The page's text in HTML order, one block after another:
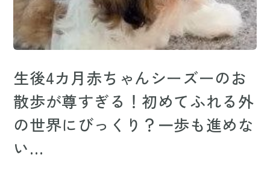
生後4カ月赤ちゃんシーズーのお
散歩が尊すぎる！初めてふれる外
の世界にびっくり？一歩も進めな
い…